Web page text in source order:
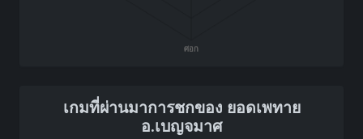
เกมที่ผ่านมาการชกของ ยอดเพทาย
อ.เบญจมาศ